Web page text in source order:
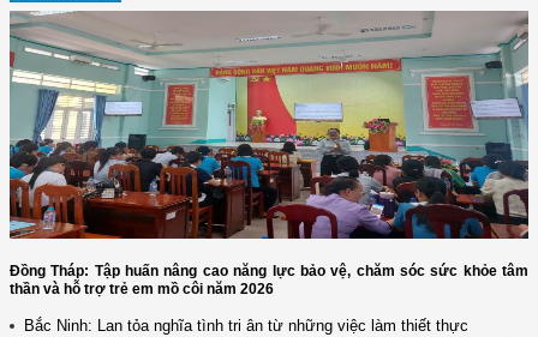
Đồng Tháp: Tập huấn nâng cao năng lực bảo vệ, chăm sóc sức khỏe tâm
thần và hỗ trợ trẻ em mồ côi năm 2026
Bắc Ninh: Lan tỏa nghĩa tình tri ân từ những việc làm thiết thực